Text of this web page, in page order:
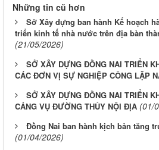
Những tin cũ hơn
Sở Xây dựng ban hành Kế hoạch
triển kinh tế nhà nước trên địa bàn
(21/05/2026)
SỞ XÂY DỰNG ĐỒNG NAI TRIỂN
CÁC ĐƠN VỊ SỰ NGHIỆP CÔNG LẬP
SỞ XÂY DỰNG ĐỒNG NAI TRIỂN
CẢNG VỤ ĐƯỜNG THỦY NỘI ĐỊA (01/
Đồng Nai ban hành kịch bản tăng
(01/04/2026)